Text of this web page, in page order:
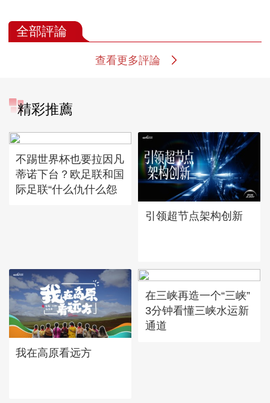
全部評論
查看更多評論
精彩推薦
不踢世界杯也要拉因凡
蒂诺下台？欧足联和国
际足联“什么仇什么怨
引领超节点架构创新
我在高原看远方
在三峡再造一个“三峡”
3分钟看懂三峡水运新
通道